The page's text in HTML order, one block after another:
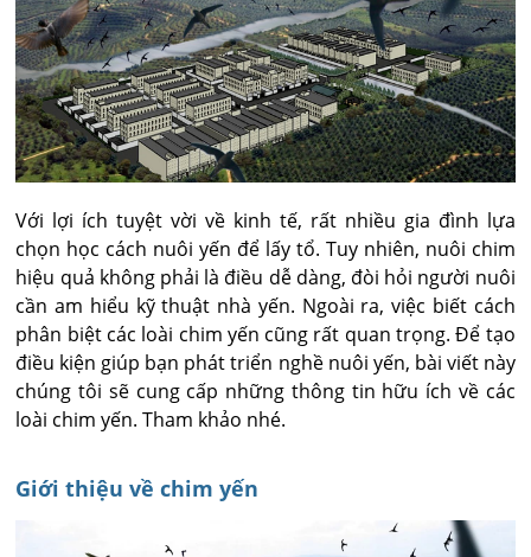
Với lợi ích tuyệt vời về kinh tế, rất nhiều gia đình lựa
chọn học cách nuôi yến để lấy tổ. Tuy nhiên, nuôi chim
hiệu quả không phải là điều dễ dàng, đòi hỏi người nuôi
cần am hiểu kỹ thuật nhà yến. Ngoài ra, việc biết cách
phân biệt các loài chim yến cũng rất quan trọng. Để tạo
điều kiện giúp bạn phát triển nghề nuôi yến, bài viết này
chúng tôi sẽ cung cấp những thông tin hữu ích về các
loài chim yến. Tham khảo nhé.
Giới thiệu về chim yến